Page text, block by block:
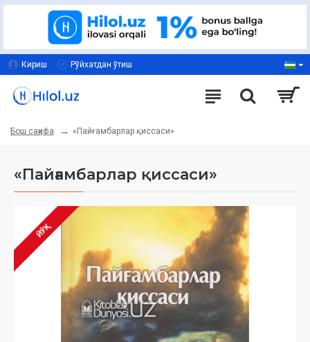
Кириш Рўйхатдан ўтиш
Бош саҳифа «Пайғамбарлар қиссаси»
«Пайғамбарлар қиссаси»
ЙЎҚ